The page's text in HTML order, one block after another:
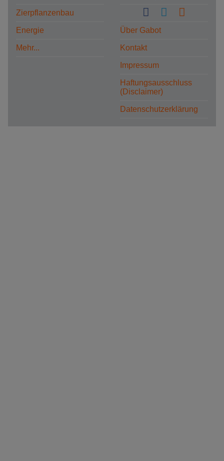
Zierpflanzenbau
Energie
Mehr...
Über Gabot
Kontakt
Impressum
Haftungsausschluss
(Disclaimer)
Datenschutzerklärung